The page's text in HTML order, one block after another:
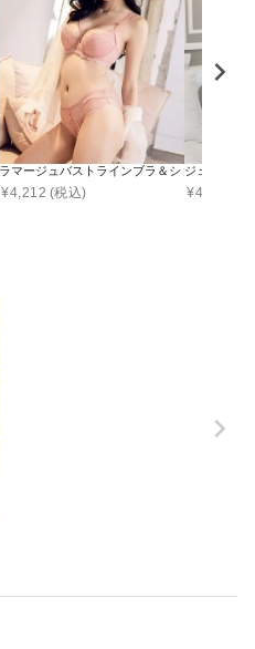
ーツ
ラマージュバストラインブラ＆ショーツ
¥4,212 (税込)
ジェルムレ
¥4,212
ザインブラ＆ショーツ